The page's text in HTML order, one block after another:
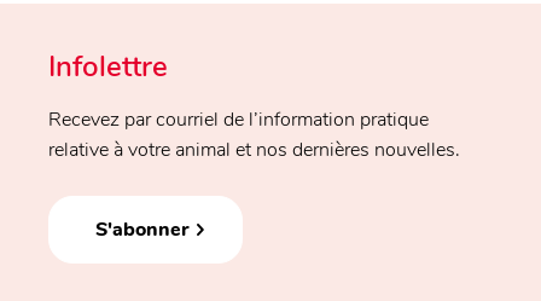
Infolettre
Recevez par courriel de l’information pratique
relative à votre animal et nos dernières nouvelles.
S'abonner